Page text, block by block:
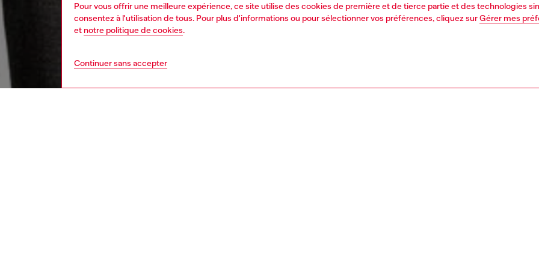
Pour vous offrir une meilleure expérience, ce site utilise des cookies de première et de tierce partie et des technologies
consentez à l'utilisation de tous. Pour plus d'informations ou pour sélectionner vos préférences, cliquez surGérer mes
et notre politique de cookies.
Continuer sans accepter